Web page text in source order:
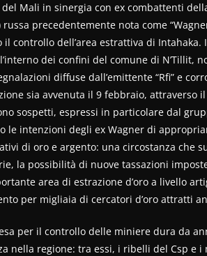
Mali in sinergia con ex combattenti
russa precedentemente nota come
il controllo dell’area estrattiva di
dei confini del comune di N’Tillit,
diffuse dall’emittente “Rfi” e
sia avvenuta il 9 febbraio,
sospetti, espressi in particolare dal
le intenzioni degli ex Wagner di
di oro e argento: una circostanza che
la possibilità di nuove tassazioni
area di estrazione d’oro a livello
per migliaia di cercatori d’oro attratti
per il controllo delle miniere dura da
nella regione: tra essi, i ribelli del Csp e i